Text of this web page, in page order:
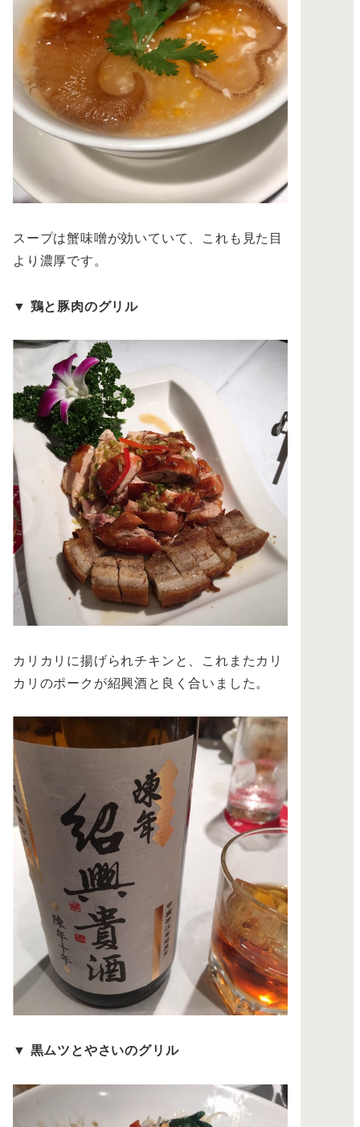
スープは蟹味噌が効いていて、これも見た目
より濃厚です。
▼ 鶏と豚肉のグリル
カリカリに揚げられチキンと、これまたカリ
カリのポークが紹興酒と良く合いました。
▼ 黒ムツとやさいのグリル